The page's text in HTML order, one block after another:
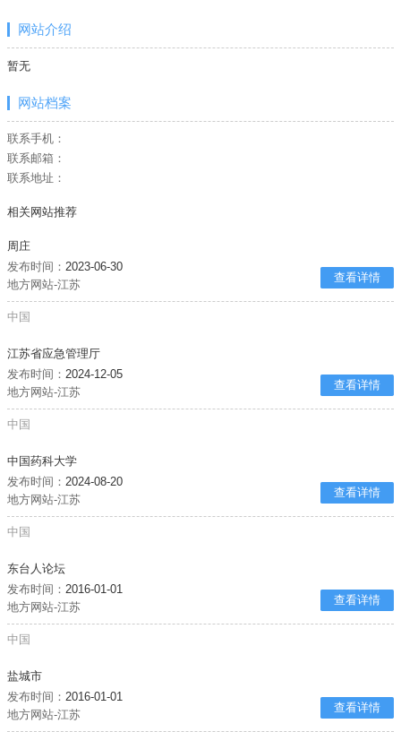
网站介绍
暂无
网站档案
联系手机：
联系邮箱：
联系地址：
相关网站推荐
周庄
发布时间： 2023-06-30
地方网站-江苏
查看详情
中国
江苏省应急管理厅
发布时间： 2024-12-05
地方网站-江苏
查看详情
中国
中国药科大学
发布时间： 2024-08-20
地方网站-江苏
查看详情
中国
东台人论坛
发布时间： 2016-01-01
地方网站-江苏
查看详情
中国
盐城市
发布时间： 2016-01-01
地方网站-江苏
查看详情